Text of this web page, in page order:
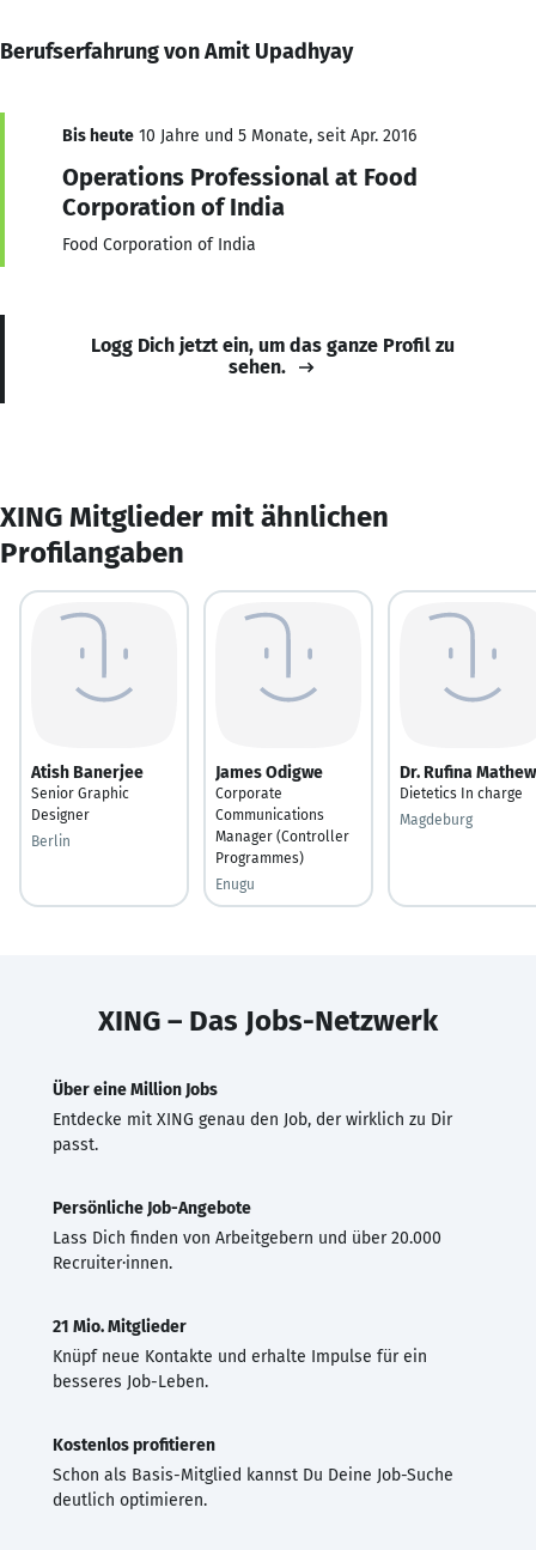
Berufserfahrung von Amit Upadhyay
Bis heute 10 Jahre und 5 Monate, seit Apr. 2016
Operations Professional at Food
Corporation of India
Food Corporation of India
Logg Dich jetzt ein, um das ganze Profil zu
sehen.
XING Mitglieder mit ähnlichen
Profilangaben
Atish Banerjee
Senior Graphic
Designer
Berlin
James Odigwe
Corporate
Communications
Manager (Controller
Programmes)
Enugu
Dr. Rufina Mathew
Dietetics In charge
Magdeburg
XING – Das Jobs-Netzwerk
Über eine Million Jobs
Entdecke mit XING genau den Job, der wirklich zu Dir
passt.
Persönliche Job-Angebote
Lass Dich finden von Arbeitgebern und über 20.000
Recruiter·innen.
21 Mio. Mitglieder
Knüpf neue Kontakte und erhalte Impulse für ein
besseres Job-Leben.
Kostenlos profitieren
Schon als Basis-Mitglied kannst Du Deine Job-Suche
deutlich optimieren.